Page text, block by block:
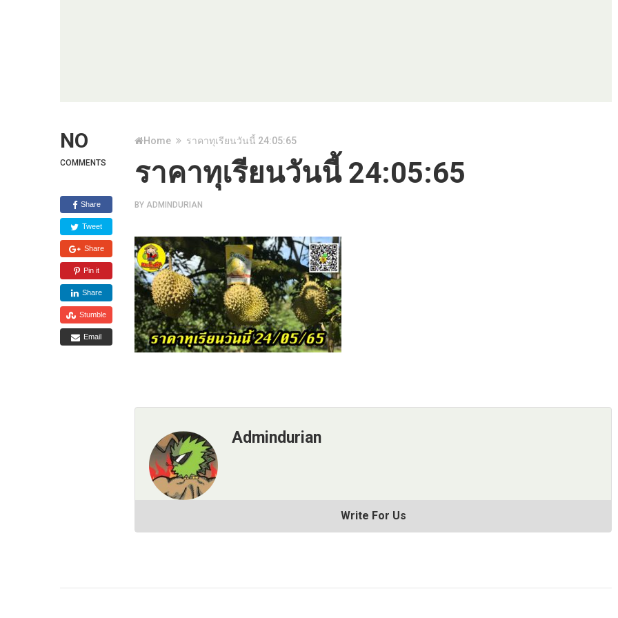
NO
COMMENTS
Share
Tweet
Share
Pin it
Share
Stumble
Email
Home ราคาทุเรียนวันนี้ 24:05:65
ราคาทุเรียนวันนี้ 24:05:65
BY ADMINDURIAN
Admindurian
Write For Us